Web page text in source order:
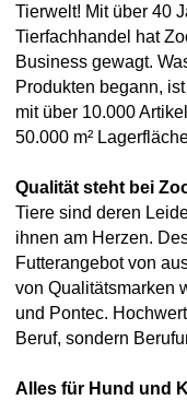
Tierwelt! Mit über 40
Tierfachhandel hat
Business gewagt.
Produkten begann,
mit über 10.000
50.000 m²
Qualität steht bei
Tiere sind deren
ihnen am Herzen.
Futterangebot von
von Qualitätsmarken
und Pontec.
Beruf, sondern
Alles für Hund und